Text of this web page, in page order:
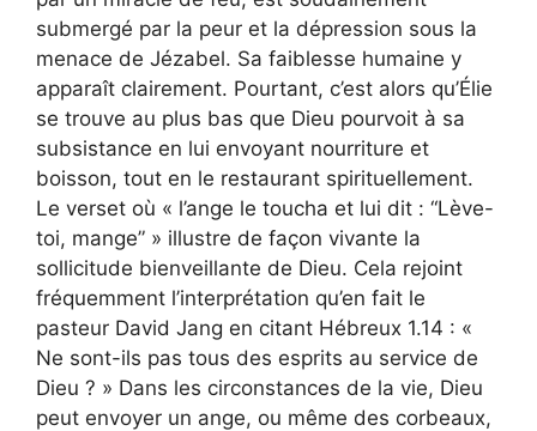
submergé par la peur et la dépression sous la
menace de Jézabel. Sa faiblesse humaine y
apparaît clairement. Pourtant, c’est alors qu’Élie
se trouve au plus bas que Dieu pourvoit à sa
subsistance en lui envoyant nourriture et
boisson, tout en le restaurant spirituellement.
Le verset où « l’ange le toucha et lui dit : “Lève-
toi, mange” » illustre de façon vivante la
sollicitude bienveillante de Dieu. Cela rejoint
fréquemment l’interprétation qu’en fait le
pasteur David Jang en citant Hébreux 1.14 : «
Ne sont-ils pas tous des esprits au service de
Dieu ? » Dans les circonstances de la vie, Dieu
peut envoyer un ange, ou même des corbeaux,